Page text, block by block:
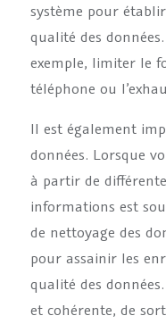
système pour
qualité des
exemple, limiter le
téléphone ou
Il est également
données. Lorsque
à partir de
informations est
de nettoyage des
pour assainir les
qualité des
et cohérente, de